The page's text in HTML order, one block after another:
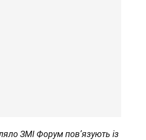
ЗМІ Форумпов’язують із